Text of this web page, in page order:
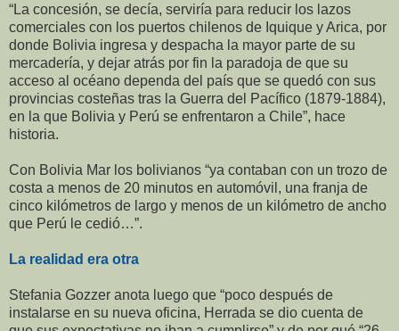
“La concesión, se decía, serviría para reducir los lazos
comerciales con los puertos chilenos de Iquique y Arica, por
donde Bolivia ingresa y despacha la mayor parte de su
mercadería, y dejar atrás por fin la paradoja de que su
acceso al océano dependa del país que se quedó con sus
provincias costeñas tras la Guerra del Pacífico (1879-1884),
en la que Bolivia y Perú se enfrentaron a Chile”, hace
historia.
Con Bolivia Mar los bolivianos “ya contaban con un trozo de
costa a menos de 20 minutos en automóvil, una franja de
cinco kilómetros de largo y menos de un kilómetro de ancho
que Perú le cedió…”.
La realidad era otra
Stefania Gozzer anota luego que “poco después de
instalarse en su nueva oficina, Herrada se dio cuenta de